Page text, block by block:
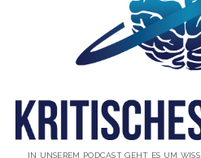
GÄSTE
Podcast
IN UNSEREM PODCAST GEHT ES UM